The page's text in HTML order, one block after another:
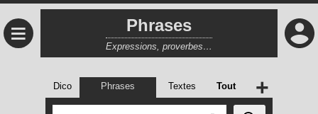
≡ Phrases
Expressions, proverbes…
Dico Phrases Textes Tout +